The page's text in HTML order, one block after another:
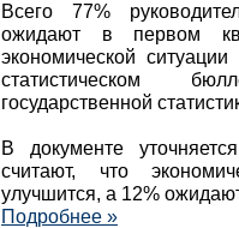
Всего 77%
ожидают в первом
экономической
статистическом
государственной
В документе
считают, что
улучшится, а 12%
Подробнее »